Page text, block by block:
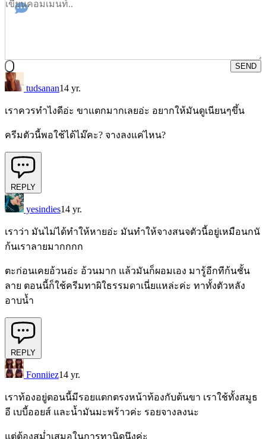
SEND
tudsanan14 yr.
เราควรทำไงดีอ่ะ ขาแตกมากเลยอ่ะ อยากให้มันดูเนียนๆขึ้น
ครีมตัวนี้พอใช้ได้ไม๊คะ? จางลงแค่ไหน?
REPLY
yesindies14 yr.
เราว่า มันไม่ได้ทำให้หายอ่ะ มันทำให้จางสนจตัวนี้อยู่เหมือนกนั
ก้นเราลายมากกกก
ตะก่อนเคยอ้วนอ่ะ อ้วนมาก แล้วมันก็ผอมเอง มารู้อีกทีก้นชั้น
ลาย ตอนนี้ก็ใช้ครีมทาผิใธรรมดาเนี่ยแหล่ะค่ะ ทาทั้งตัวหลัง
อาบน้ำ
REPLY
Fonniiez14 yr.
เราท้องอยู่ตอนนี้มีรอยแตกตรงหน้าท้องกับต้นขา เราใช้ทั้งสมูธ
อี เบบี้ออยส์ และน้ำมันมะพร้าวค่ะ รอยจางลงนะ
แต่ต้องสม่ำเสมอในการทานิดนึงค่ะ